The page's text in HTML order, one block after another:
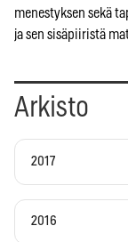
menestyksen sekä
ja sen sisäpiiristä
Arkisto
2017
2016